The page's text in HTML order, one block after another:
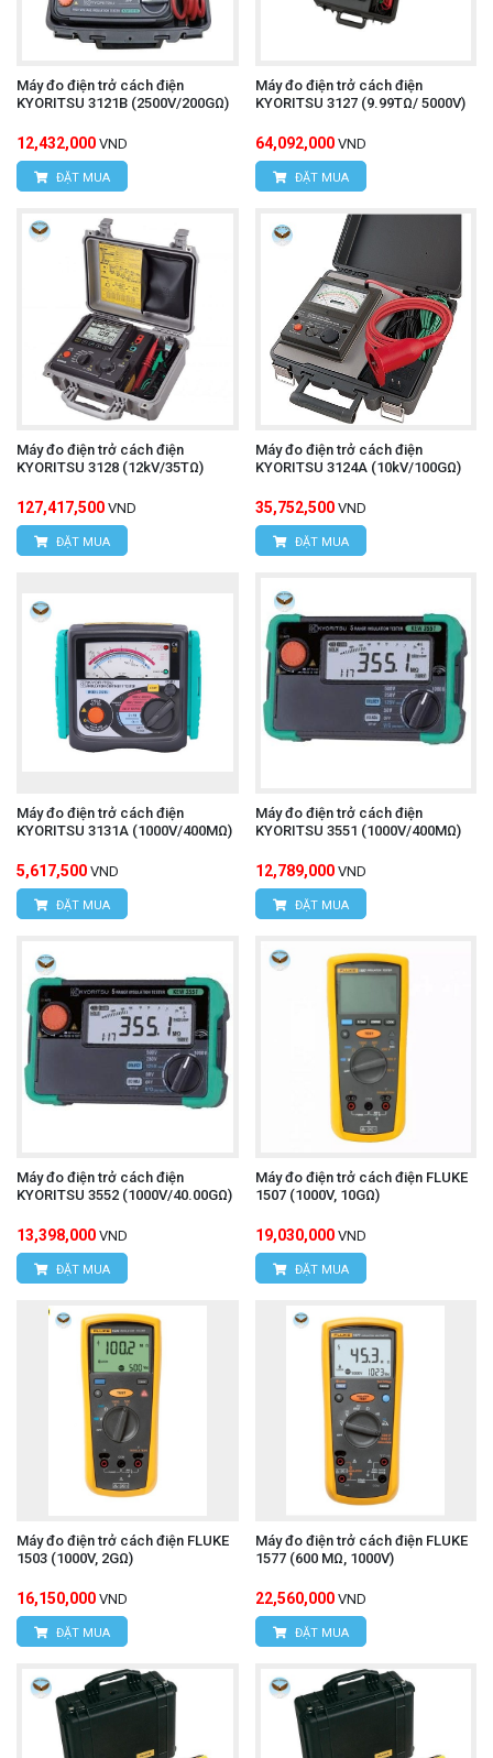
Máy đo điện trở cách điện
KYORITSU 3121B (2500V/200GΩ)
12,432,000 VND
ĐẶT MUA
Máy đo điện trở cách điện
KYORITSU 3127 (9.99TΩ/ 5000V)
64,092,000 VND
ĐẶT MUA
Máy đo điện trở cách điện
KYORITSU 3128 (12kV/35TΩ)
127,417,500 VND
ĐẶT MUA
Máy đo điện trở cách điện
KYORITSU 3124A (10kV/100GΩ)
35,752,500 VND
ĐẶT MUA
Máy đo điện trở cách điện
KYORITSU 3131A (1000V/400MΩ)
5,617,500 VND
ĐẶT MUA
Máy đo điện trở cách điện
KYORITSU 3551 (1000V/400MΩ)
12,789,000 VND
ĐẶT MUA
Máy đo điện trở cách điện
KYORITSU 3552 (1000V/40.00GΩ)
13,398,000 VND
ĐẶT MUA
Máy đo điện trở cách điện FLUKE
1507 (1000V, 10GΩ)
19,030,000 VND
ĐẶT MUA
Máy đo điện trở cách điện FLUKE
1503 (1000V, 2GΩ)
16,150,000 VND
ĐẶT MUA
Máy đo điện trở cách điện FLUKE
1577 (600 MΩ, 1000V)
22,560,000 VND
ĐẶT MUA